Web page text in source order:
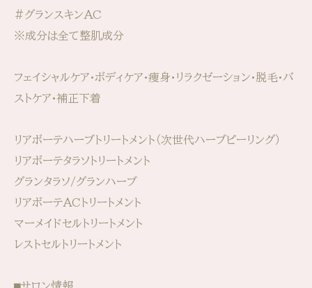
#グランスキンAC
※成分は全て整肌成分
フェイシャルケア•ボディケア•痩身•リラクゼーション•脱毛•バ
ストケア•補正下着
リアボーテハーブトリートメント（次世代ハーブピーリング）
リアボーテタラソトリートメント
グランタラソ/グランハーブ
リアボーテACトリートメント
マーメイドセルトリートメント
レストセルトリートメント